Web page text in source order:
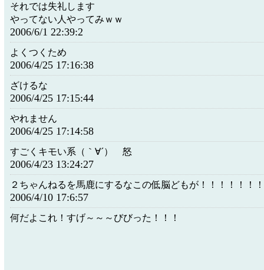
それでは失礼します
やってない人やってみｗｗ
2006/6/1 22:39:2
よくつくため
2006/4/25 17:16:38
ざけるな
2006/4/25 17:15:44
やれません
2006/4/25 17:14:58
すごくキモい系（｀∀´） 怒
2006/4/23 13:24:27
２ちゃんねるを馬鹿にするなこの低脳どもが！！！！！！
2006/4/10 17:6:57
何だよこれ！すげ～～～びびっ